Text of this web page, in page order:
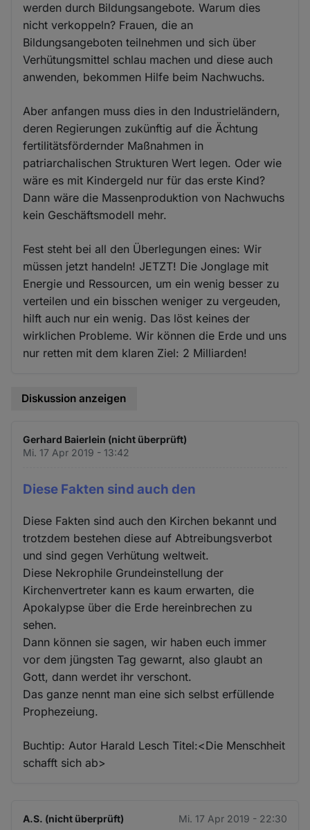
werden durch Bildungsangebote. Warum dies
nicht verkoppeln? Frauen, die an
Bildungsangeboten teilnehmen und sich über
Verhütungsmittel schlau machen und diese auch
anwenden, bekommen Hilfe beim Nachwuchs.
Aber anfangen muss dies in den Industrieländern,
deren Regierungen zukünftig auf die Ächtung
fertilitätsfördernder Maßnahmen in
patriarchalischen Strukturen Wert legen. Oder wie
wäre es mit Kindergeld nur für das erste Kind?
Dann wäre die Massenproduktion von Nachwuchs
kein Geschäftsmodell mehr.
Fest steht bei all den Überlegungen eines: Wir
müssen jetzt handeln! JETZT! Die Jonglage mit
Energie und Ressourcen, um ein wenig besser zu
verteilen und ein bisschen weniger zu vergeuden,
hilft auch nur ein wenig. Das löst keines der
wirklichen Probleme. Wir können die Erde und uns
nur retten mit dem klaren Ziel: 2 Milliarden!
Diskussion anzeigen
Gerhard Baierlein (nicht überprüft)
Mi. 17 Apr 2019 - 13:42
Diese Fakten sind auch den
Diese Fakten sind auch den Kirchen bekannt und
trotzdem bestehen diese auf Abtreibungsverbot
und sind gegen Verhütung weltweit.
Diese Nekrophile Grundeinstellung der
Kirchenvertreter kann es kaum erwarten, die
Apokalypse über die Erde hereinbrechen zu
sehen.
Dann können sie sagen, wir haben euch immer
vor dem jüngsten Tag gewarnt, also glaubt an
Gott, dann werdet ihr verschont.
Das ganze nennt man eine sich selbst erfüllende
Prophezeiung.
Buchtip: Autor Harald Lesch Titel:<Die Menschheit
schafft sich ab>
A.S. (nicht überprüft) Mi. 17 Apr 2019 - 22:30